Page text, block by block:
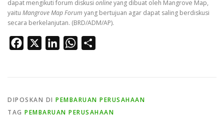
dapat mengikuti forum diskusi onlineyang dibuat oleh Mangrove Map,
yaitu Mangrove Map Forum yang bertujuan agar dapat saling berdiskusi
secara berkelanjutan. (BRD/ADM/AP).
Facebook LinkedInWhatsApp
DIPOSKAN DI PEMBARUAN PERUSAHAAN
TAG PEMBARUAN PERUSAHAAN